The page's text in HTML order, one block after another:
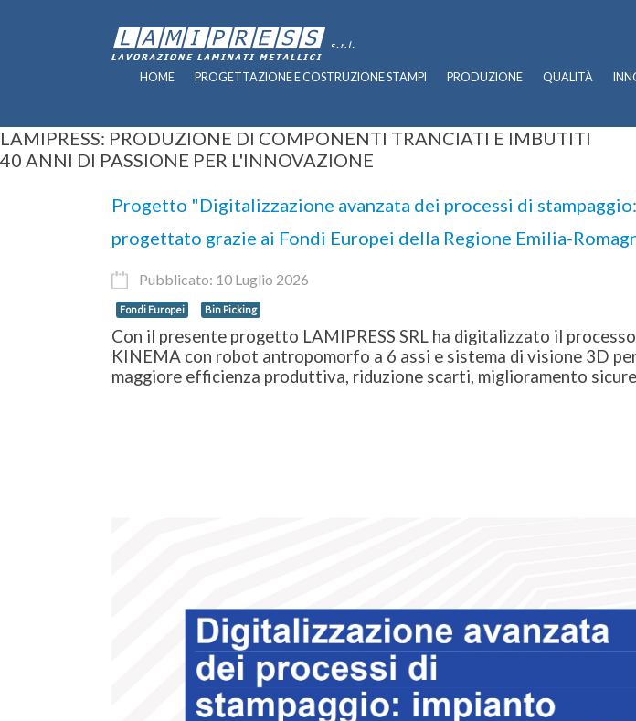
HOME PROGETTAZIONE E COSTRUZIONE STAMPI PRODUZIONE QUALITÀ
LAMIPRESS: PRODUZIONE DI COMPONENTI TRANCIATI E IMBUTITI
40 ANNI DI PASSIONE PER L'INNOVAZIONE
Progetto "Digitalizzazione avanzata dei processi di
progettato grazie ai Fondi Europei della Regione Emilia-
Pubblicato: 10 Luglio 2026
Fondi Europei Bin Picking
Con il presente progetto LAMIPRESS SRL ha digitalizzato il
KINEMA con robot antropomorfo a 6 assi e sistema di visione 3D
maggiore efficienza produttiva, riduzione scarti, miglioramento